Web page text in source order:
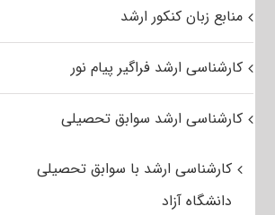
منابع زبان کنکور ارشد
کارشناسی ارشد فراگیر پیام نور
کارشناسی ارشد سوابق تحصیلی
کارشناسی ارشد با سوابق تحصیلی
دانشگاه آزاد